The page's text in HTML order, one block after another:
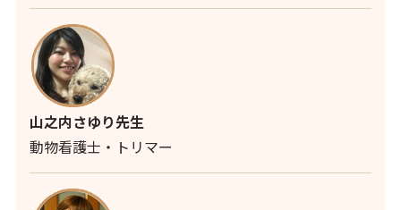
山之内さゆり先生
動物看護士・トリマー